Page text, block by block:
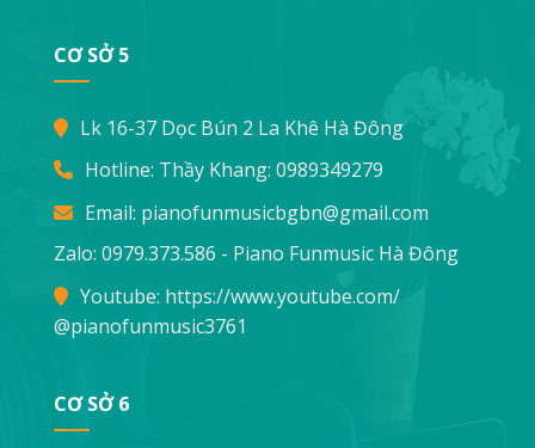
CƠ SỞ 5
Lk 16-37 Dọc Bún 2 La Khê Hà Đông
Hotline: Thầy Khang: 0989349279
Email: pianofunmusicbgbn@gmail.com
Zalo: 0979.373.586 - Piano Funmusic Hà Đông
Youtube: https://www.youtube.com/
@pianofunmusic3761
CƠ SỞ 6